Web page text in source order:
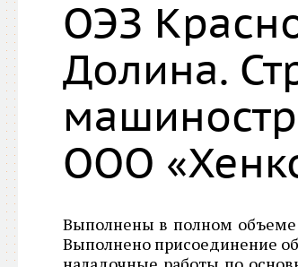
ОЭЗ
Долина.
ООО
Выполнены в полном объеме
Выполнено присоединение